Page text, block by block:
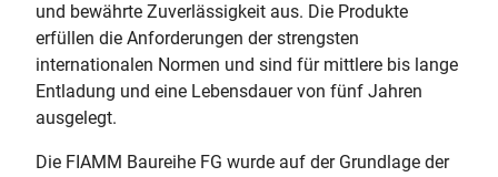
und bewährte Zuverlässigkeit aus. Die Produkte
erfüllen die Anforderungen der strengsten
internationalen Normen und sind für mittlere bis lange
Entladung und eine Lebensdauer von fünf Jahren
ausgelegt.
Die FIAMM Baureihe FG wurde auf der Grundlage der